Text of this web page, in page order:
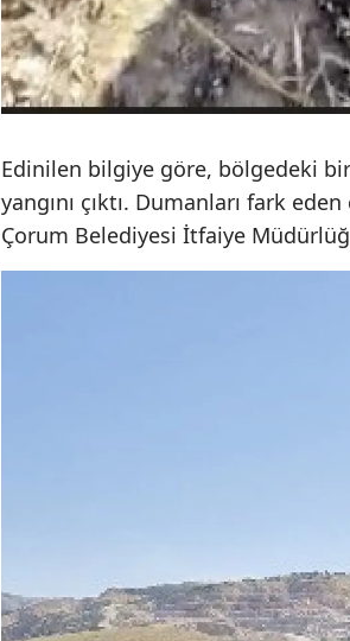
Edinilen bilgiye göre, bölgedeki
yangını çıktı. Dumanları fark
Çorum Belediyesi İtfaiye